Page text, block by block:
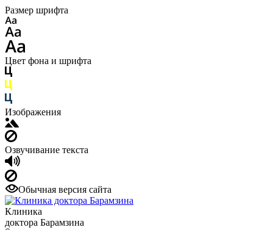
Размер шрифта
Цвет фона и шрифта
Изображения
Озвучивание текста
Обычная версия сайта
Клиника
доктора Барамзина